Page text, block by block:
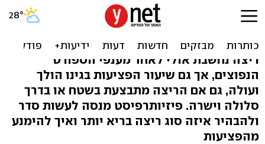
מה בריא יותר: ריצה בשטח או
בדרך סלולה?
ריצה נחשבת אולי לאחד מענפי הספורט
הנפוצים, אך גם שיעור הפציעות בגינו הולך
ועולה, גם אם הריצה מתבצעת בשטח או בדרך
סלולה וישרה. פיזיותרפיסט מנסה לעשות סדר
ולהבהיר איזה סוג ריצה בריא יותר ואיך להימנע
מהפציעות